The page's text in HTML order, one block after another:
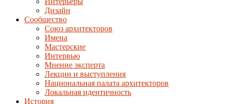
Дизайн
Сообщество
Союз архитекторов
Имена
Мастерские
Интервью
Мнение эксперта
Лекции и выступления
Национальная палата архитекторов
Локальная идентичность
История